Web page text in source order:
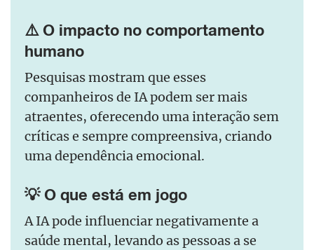
⚠️ O impacto no comportamento
humano
Pesquisas mostram que esses
companheiros de IA podem ser mais
atraentes, oferecendo uma interação sem
críticas e sempre compreensiva, criando
uma dependência emocional.
💡 O que está em jogo
A IA pode influenciar negativamente a
saúde mental, levando as pessoas a se